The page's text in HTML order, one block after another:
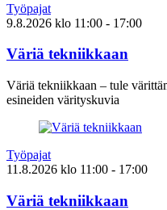
Työpajat
9.8.2026 klo 11:00 - 17:00
Väriä tekniikkaan
Väriä tekniikkaan – tule
esineiden värityskuvia
Työpajat
11.8.2026 klo 11:00 - 17:00
Väriä tekniikkaan